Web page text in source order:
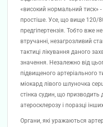
«високий нормальний тиск»
простіше. Усе, що вище 120/
предгіпертензія. Тобто вже
втручанні, незагрозливий
тактиці лікування даного
значення. Незалежно від
підвищеного артеріального
міокард лівого шлуночка
стінка судин, що призводить
атеросклерозу і поразці
Органи, які уражаються